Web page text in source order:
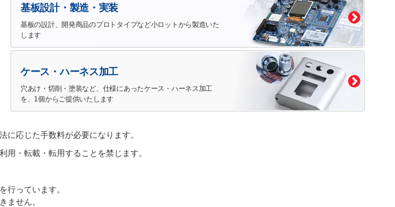
基板設計・製造・実装
基板の設計、開発商品のプロトタイプなど小ロットから製造いた
します
ケース・ハーネス加工
穴あけ・切削・塗装など、仕様にあったケース・ハーネス加工
を、1個からご提供いたします
応じた手数料が必要になります。
・転載・転用することを禁じます。
行っています。
ません。